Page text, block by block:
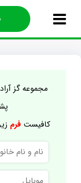
مجموعه گز
کافیستفرم
نام
و
نام
خانوادگی
موبایل